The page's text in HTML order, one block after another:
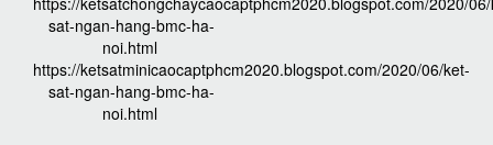
sat-ngan-hang-bmc-ha-
noi.html
https://ketsatminicaocaptphcm2020.blogspot.com/2020/06/ket-
sat-ngan-hang-bmc-ha-
noi.html